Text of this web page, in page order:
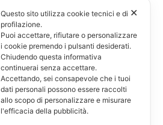
✕
Questo sito utilizza cookie tecnici e di
profilazione.
Puoi accettare, rifiutare o personalizzare
i cookie premendo i pulsanti desiderati.
Chiudendo questa informativa
continuerai senza accettare.
Accettando, sei consapevole che i tuoi
dati personali possono essere raccolti
allo scopo di personalizzare e misurare
l'efficacia della pubblicità.